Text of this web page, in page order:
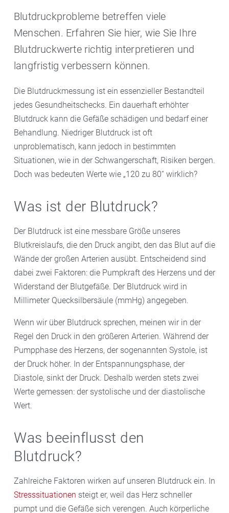
Blutdruckprobleme betreffen viele
Menschen. Erfahren Sie hier, wie Sie Ihre
Blutdruckwerte richtig interpretieren und
langfristig verbessern können.
Die Blutdruckmessung ist ein essenzieller Bestandteil
jedes Gesundheitschecks. Ein dauerhaft erhöhter
Blutdruck kann die Gefäße schädigen und bedarf einer
Behandlung. Niedriger Blutdruck ist oft
unproblematisch, kann jedoch in bestimmten
Situationen, wie in der Schwangerschaft, Risiken bergen.
Doch was bedeuten Werte wie „120 zu 80“ wirklich?
Was ist der Blutdruck?
Der Blutdruck ist eine messbare Größe unseres
Blutkreislaufs, die den Druck angibt, den das Blut auf die
Wände der großen Arterien ausübt. Entscheidend sind
dabei zwei Faktoren: die Pumpkraft des Herzens und der
Widerstand der Blutgefäße. Der Blutdruck wird in
Millimeter Quecksilbersäule (mmHg) angegeben.
Wenn wir über Blutdruck sprechen, meinen wir in der
Regel den Druck in den größeren Arterien. Während der
Pumpphase des Herzens, der sogenannten Systole, ist
der Druck höher. In der Entspannungsphase, der
Diastole, sinkt der Druck. Deshalb werden stets zwei
Werte gemessen: der systolische und der diastolische
Wert.
Was beeinflusst den
Blutdruck?
Zahlreiche Faktoren wirken auf unseren Blutdruck ein. In
Stresssituationen steigt er, weil das Herz schneller
pumpt und die Gefäße sich verengen. Auch körperliche